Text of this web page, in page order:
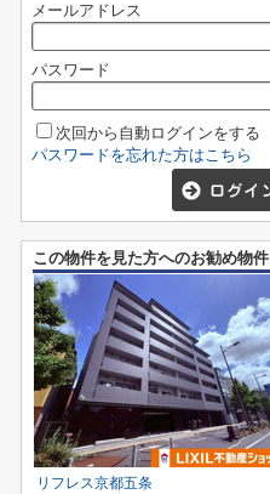
メールアドレス
パスワード
次回から自動ログインをする
パスワードを忘れた方はこちら
この物件を見た方へのお勧め物件
リフレス京都五条